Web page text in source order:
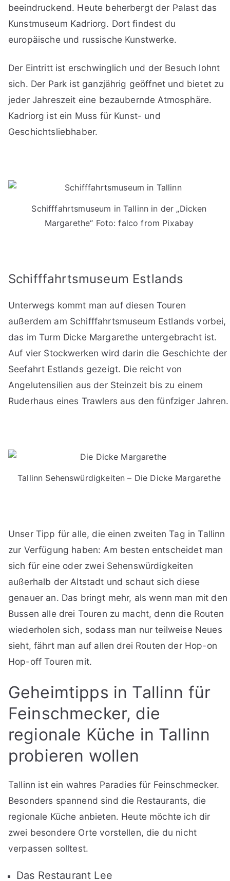
beeindruckend. Heute beherbergt der Palast das
Kunstmuseum Kadriorg. Dort findest du
europäische und russische Kunstwerke.
Der Eintritt ist erschwinglich und der Besuch lohnt
sich. Der Park ist ganzjährig geöffnet und bietet zu
jeder Jahreszeit eine bezaubernde Atmosphäre.
Kadriorg ist ein Muss für Kunst- und
Geschichtsliebhaber.
Schifffahrtsmuseum in Tallinn in der „Dicken
Margarethe“ Foto: falco from Pixabay
Schifffahrtsmuseum Estlands
Unterwegs kommt man auf diesen Touren
außerdem am Schifffahrtsmuseum Estlands vorbei,
das im Turm Dicke Margarethe untergebracht ist.
Auf vier Stockwerken wird darin die Geschichte der
Seefahrt Estlands gezeigt. Die reicht von
Angelutensilien aus der Steinzeit bis zu einem
Ruderhaus eines Trawlers aus den fünfziger Jahren.
Tallinn Sehenswürdigkeiten – Die Dicke Margarethe
Unser Tipp für alle, die einen zweiten Tag in Tallinn
zur Verfügung haben: Am besten entscheidet man
sich für eine oder zwei Sehenswürdigkeiten
außerhalb der Altstadt und schaut sich diese
genauer an. Das bringt mehr, als wenn man mit den
Bussen alle drei Touren zu macht, denn die Routen
wiederholen sich, sodass man nur teilweise Neues
sieht, fährt man auf allen drei Routen der Hop-on
Hop-off Touren mit.
Geheimtipps in Tallinn für
Feinschmecker, die
regionale Küche in Tallinn
probieren wollen
Tallinn ist ein wahres Paradies für Feinschmecker.
Besonders spannend sind die Restaurants, die
regionale Küche anbieten. Heute möchte ich dir
zwei besondere Orte vorstellen, die du nicht
verpassen solltest.
Das Restaurant Lee